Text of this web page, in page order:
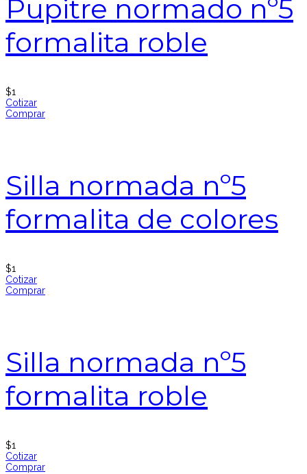
Pupitre normado nº5
formalita roble
$1
Cotizar
Comprar
Silla normada nº5
formalita de colores
$1
Cotizar
Comprar
Silla normada nº5
formalita roble
$1
Cotizar
Comprar